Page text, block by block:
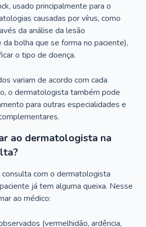
usado principalmente para o
causadas por vírus, como
da análise da lesão
bolha que se forma no paciente),
o tipo de doença.
variam de acordo com cada
o dermatologista também pode
para outras especialidades e
ao dermatologista na
consulta com o dermatologista
já tem alguma queixa. Nesse
ao médico:
(vermelhidão, ardência,